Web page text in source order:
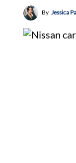
By Jessica